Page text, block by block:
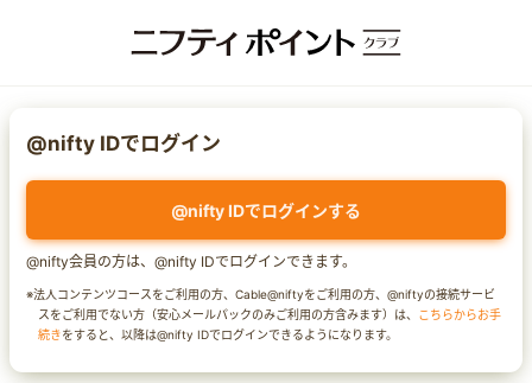
@nifty IDでログイン
@nifty IDでログインする
@nifty会員の方は、@nifty IDでログインできます。
※法人コンテンツコースをご利用の方、Cable@niftyをご利用の方、@niftyの接続サービ
スをご利用でない方（安心メールパックのみご利用の方含みます）は、 こちらからお手
続きをすると、以降は@nifty IDでログインできるようになります。